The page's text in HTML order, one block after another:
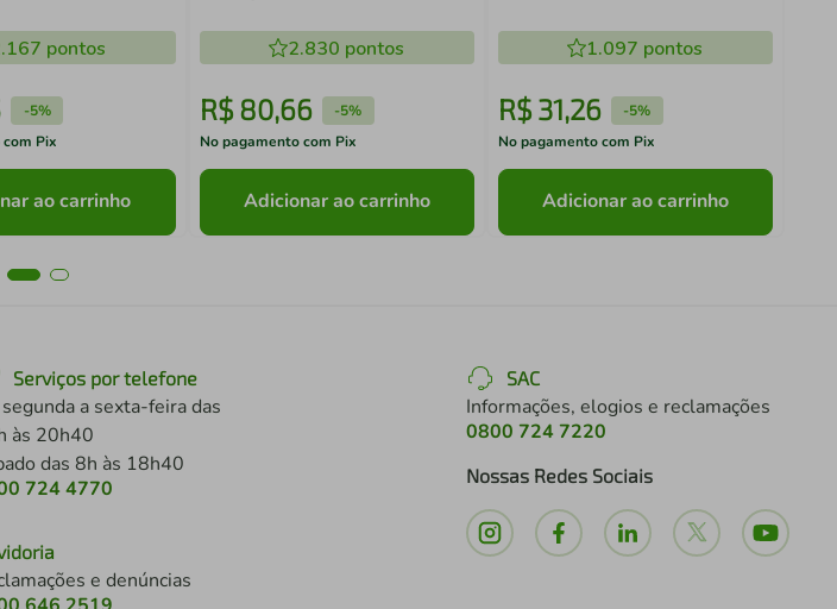
pontos
-5%
Pix
ao carrinho
2.830 pontos
R$ 80,66 -5%
No pagamento com Pix
Adicionar ao carrinho
1.097 pontos
R$ 31,26 -5%
No pagamento com Pix
Adicionar ao carrinho
Serviços por telefone
a sexta-feira das
às 20h40
das 8h às 18h40
724 4770
e denúncias
SAC
Informações, elogios e reclamações
0800 724 7220
Nossas Redes Sociais